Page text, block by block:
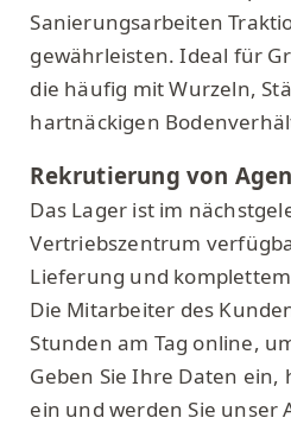
Sanierungsarbeiten
gewährleisten. Ideal für
die häufig mit Wurzeln,
hartnäckigen
Rekrutierung von
Das Lager ist im
Vertriebszentrum
Lieferung und
Die Mitarbeiter des
Stunden am Tag online,
Geben Sie Ihre Daten ein,
ein und werden Sie unser